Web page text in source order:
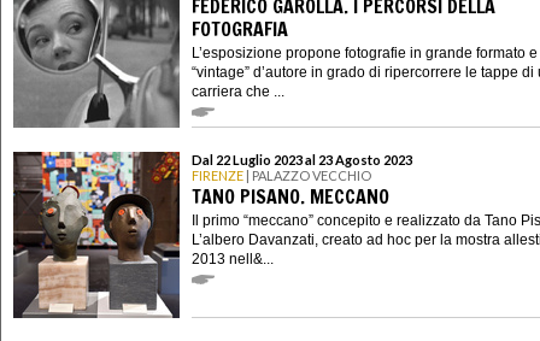
FEDERICO GAROLLA. I PERCORSI DELLA
FOTOGRAFIA
L’esposizione propone fotografie in grande formato e
“vintage” d’autore in grado di ripercorrere le tappe di
carriera che ...
Dal 22 Luglio 2023 al 23 Agosto 2023
FIRENZE | PALAZZO VECCHIO
TANO PISANO. MECCANO
Il primo “meccano” concepito e realizzato da Tano
L’albero Davanzati, creato ad hoc per la mostra
2013 nell&...